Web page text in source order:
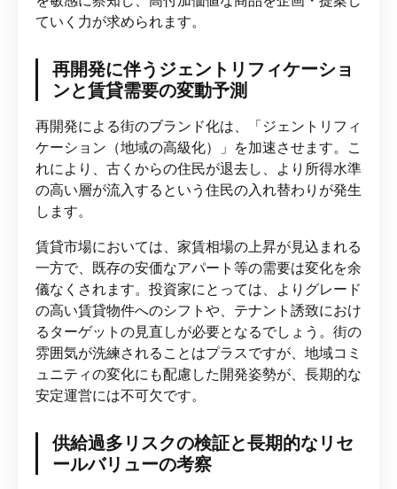
ていく力が求められます。
再開発に伴うジェントリフィケーショ
ンと賃貸需要の変動予測
再開発による街のブランド化は、「ジェントリフィ
ケーション（地域の高級化）」を加速させます。こ
れにより、古くからの住民が退去し、より所得水準
の高い層が流入するという住民の入れ替わりが発生
します。
賃貸市場においては、家賃相場の上昇が見込まれる
一方で、既存の安価なアパート等の需要は変化を余
儀なくされます。投資家にとっては、よりグレード
の高い賃貸物件へのシフトや、テナント誘致におけ
るターゲットの見直しが必要となるでしょう。街の
雰囲気が洗練されることはプラスですが、地域コミ
ュニティの変化にも配慮した開発姿勢が、長期的な
安定運営には不可欠です。
供給過多リスクの検証と長期的なリセ
ールバリューの考察